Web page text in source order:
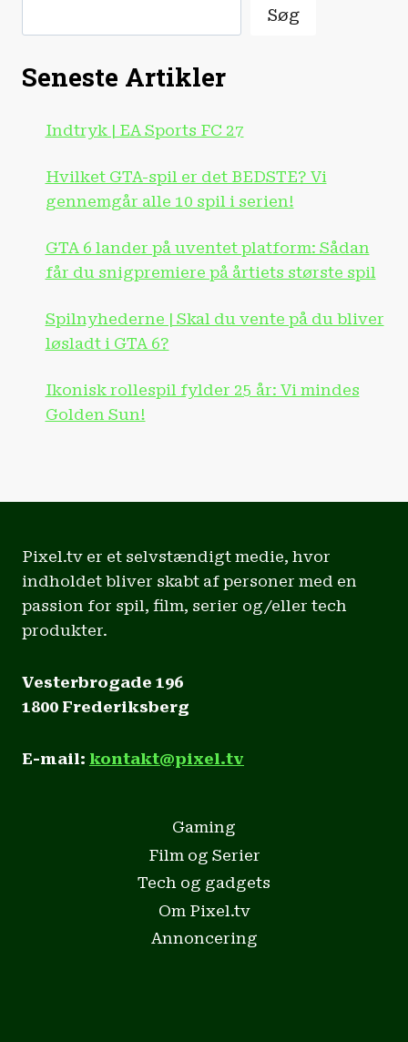
ROBOTSTØVSUGER
Søg
Seneste Artikler
Indtryk | EA Sports FC 27
Hvilket GTA-spil er det BEDSTE? Vi
gennemgår alle 10 spil i serien!
GTA 6 lander på uventet platform: Sådan
får du snigpremiere på årtiets største spil
Spilnyhederne | Skal du vente på du bliver
løsladt i GTA 6?
Ikonisk rollespil fylder 25 år: Vi mindes
Golden Sun!
Pixel.tv er et selvstændigt medie, hvor
indholdet bliver skabt af personer med en
passion for spil, film, serier og/eller tech
produkter.
Vesterbrogade 196
1800 Frederiksberg
E-mail: kontakt@pixel.tv
Gaming
Film og Serier
Tech og gadgets
Om Pixel.tv
Annoncering